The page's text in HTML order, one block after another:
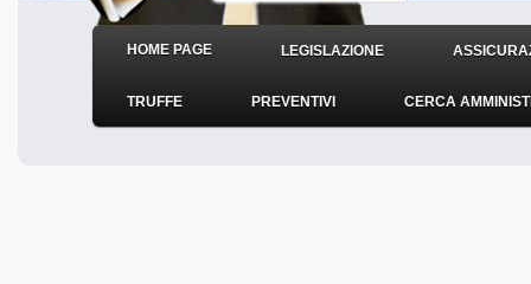
HOME PAGE LEGISLAZIONE
TRUFFE PREVENTIVI CERCA